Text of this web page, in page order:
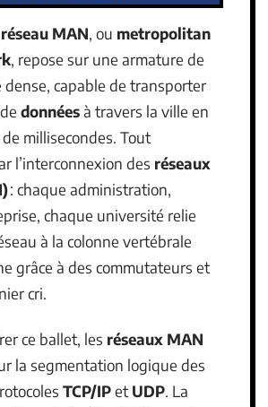
réseau MAN, ou metropolitan
, repose sur une armature de
capable de transporter
donnéesà travers la ville en
millisecondes. Tout
l’interconnexion des réseaux
: chaque administration,
chaque université relie
à la colonne vertébrale
grâce à des commutateurs et
cri.
ce ballet, les réseaux MAN
la segmentation logique des
TCP/IPet UDP. La